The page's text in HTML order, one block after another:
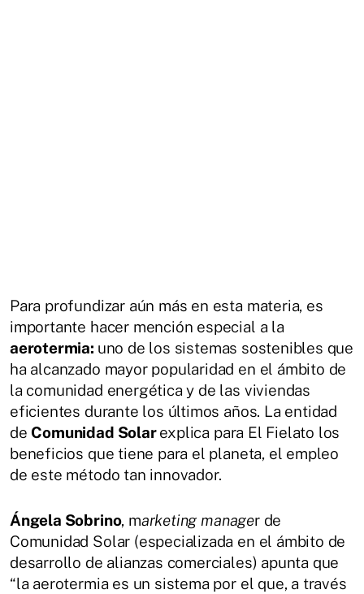
Para profundizar aún más en esta materia, es
importante hacer mención especial a la
aerotermia: uno de los sistemas sostenibles que
ha alcanzado mayor popularidad en el ámbito de
la comunidad energética y de las viviendas
eficientes durante los últimos años. La entidad
de Comunidad Solarexplica para El Fielato los
beneficios que tiene para el planeta, el empleo
de este método tan innovador.
Ángela Sobrino, marketing manager de
Comunidad Solar (especializada en el ámbito de
desarrollo de alianzas comerciales) apunta que
“la aerotermia es un sistema por el que, a través